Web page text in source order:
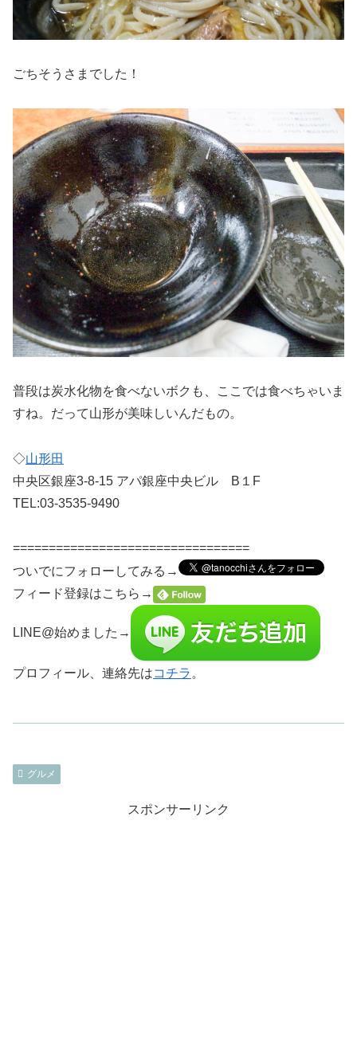
ごちそうさまでした！
普段は炭水化物を食べないボクも、ここでは食べちゃいま
すね。だって山形が美味しいんだもの。
◇山形田
中央区銀座3-8-15 アパ銀座中央ビル B１F
TEL:03-3535-9490
=================================
ついでにフォローしてみる→
フィード登録はこちら→
LINE@始めました→
プロフィール、連絡先はコチラ。
グルメ
スポンサーリンク